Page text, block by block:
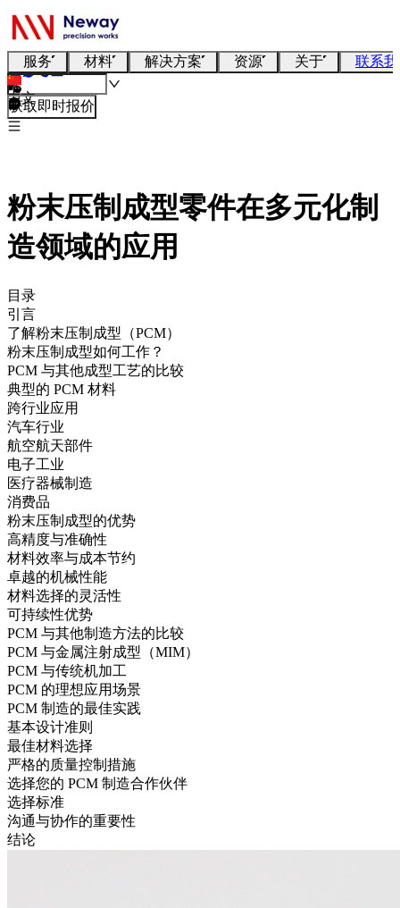
服务 材料 解决方案 资源 关于 联系
中文
获取即时报价
粉末压制成型零件在多元化制
造领域的应用
目录
引言
了解粉末压制成型（PCM）
粉末压制成型如何工作？
PCM 与其他成型工艺的比较
典型的 PCM 材料
跨行业应用
汽车行业
航空航天部件
电子工业
医疗器械制造
消费品
粉末压制成型的优势
高精度与准确性
材料效率与成本节约
卓越的机械性能
材料选择的灵活性
可持续性优势
PCM 与其他制造方法的比较
PCM 与金属注射成型（MIM）
PCM 与传统机加工
PCM 的理想应用场景
PCM 制造的最佳实践
基本设计准则
最佳材料选择
严格的质量控制措施
选择您的 PCM 制造合作伙伴
选择标准
沟通与协作的重要性
结论